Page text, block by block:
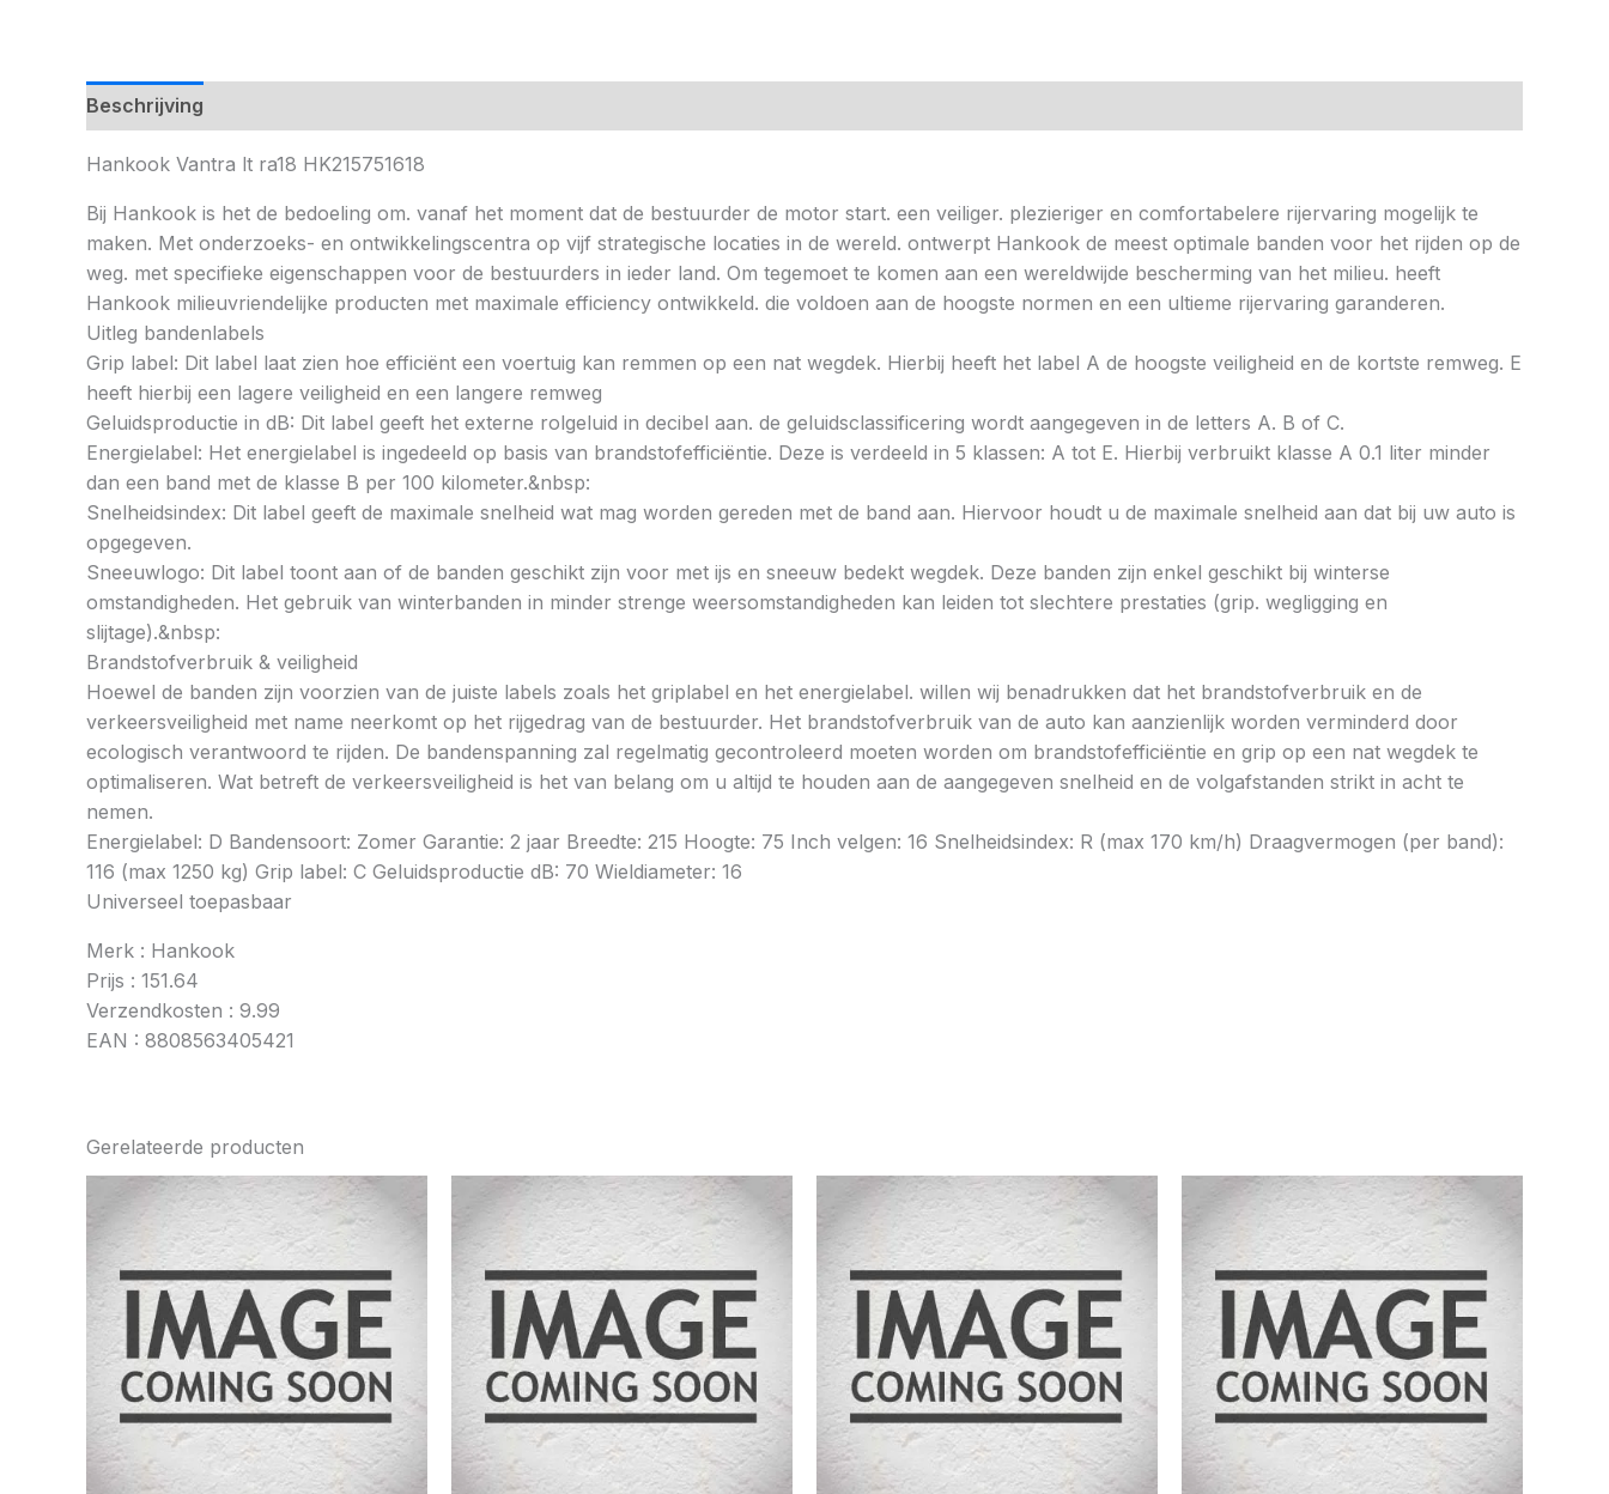
Beschrijving
Hankook Vantra lt ra18 HK215751618
Bij Hankook is het de bedoeling om. vanaf het moment dat de bestuurder de motor start. een veiliger. plezieriger en comfortabelere rijervaring mogelijk te
maken. Met onderzoeks- en ontwikkelingscentra op vijf strategische locaties in de wereld. ontwerpt Hankook de meest optimale banden voor het rijden op de
weg. met specifieke eigenschappen voor de bestuurders in ieder land. Om tegemoet te komen aan een wereldwijde bescherming van het milieu. heeft
Hankook milieuvriendelijke producten met maximale efficiency ontwikkeld. die voldoen aan de hoogste normen en een ultieme rijervaring garanderen.
Uitleg bandenlabels
Grip label: Dit label laat zien hoe efficiënt een voertuig kan remmen op een nat wegdek. Hierbij heeft het label A de hoogste veiligheid en de kortste remweg. E
heeft hierbij een lagere veiligheid en een langere remweg
Geluidsproductie in dB: Dit label geeft het externe rolgeluid in decibel aan. de geluidsclassificering wordt aangegeven in de letters A. B of C.
Energielabel: Het energielabel is ingedeeld op basis van brandstofefficiëntie. Deze is verdeeld in 5 klassen: A tot E. Hierbij verbruikt klasse A 0.1 liter minder
dan een band met de klasse B per 100 kilometer.&nbsp:
Snelheidsindex: Dit label geeft de maximale snelheid wat mag worden gereden met de band aan. Hiervoor houdt u de maximale snelheid aan dat bij uw auto is
opgegeven.
Sneeuwlogo: Dit label toont aan of de banden geschikt zijn voor met ijs en sneeuw bedekt wegdek. Deze banden zijn enkel geschikt bij winterse
omstandigheden. Het gebruik van winterbanden in minder strenge weersomstandigheden kan leiden tot slechtere prestaties (grip. wegligging en
slijtage).&nbsp:
Brandstofverbruik & veiligheid
Hoewel de banden zijn voorzien van de juiste labels zoals het griplabel en het energielabel. willen wij benadrukken dat het brandstofverbruik en de
verkeersveiligheid met name neerkomt op het rijgedrag van de bestuurder. Het brandstofverbruik van de auto kan aanzienlijk worden verminderd door
ecologisch verantwoord te rijden. De bandenspanning zal regelmatig gecontroleerd moeten worden om brandstofefficiëntie en grip op een nat wegdek te
optimaliseren. Wat betreft de verkeersveiligheid is het van belang om u altijd te houden aan de aangegeven snelheid en de volgafstanden strikt in acht te
nemen.
Energielabel: D Bandensoort: Zomer Garantie: 2 jaar Breedte: 215 Hoogte: 75 Inch velgen: 16 Snelheidsindex: R (max 170 km/h) Draagvermogen (per band):
116 (max 1250 kg) Grip label: C Geluidsproductie dB: 70 Wieldiameter: 16
Universeel toepasbaar
Merk : Hankook
Prijs : 151.64
Verzendkosten : 9.99
EAN : 8808563405421
Gerelateerde producten